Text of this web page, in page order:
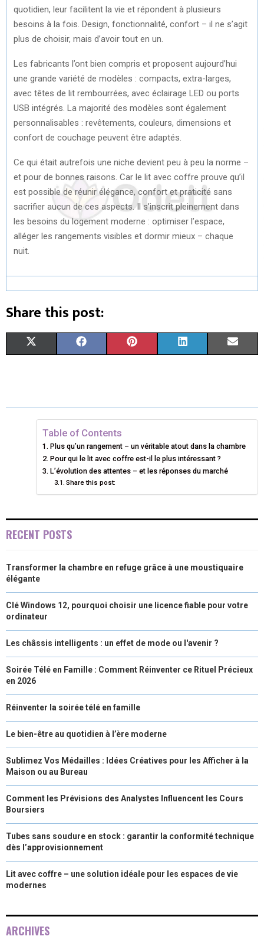
quotidien, leur facilitent la vie et répondent à plusieurs
besoins à la fois. Design, fonctionnalité, confort – il ne s’agit
plus de choisir, mais d’avoir tout en un.
Les fabricants l’ont bien compris et proposent aujourd’hui
une grande variété de modèles : compacts, extra-larges,
avec têtes de lit rembourrées, avec éclairage LED ou ports
USB intégrés. La majorité des modèles sont également
personnalisables : revêtements, couleurs, dimensions et
confort de couchage peuvent être adaptés.
Ce qui était autrefois une niche devient peu à peu la norme –
et pour de bonnes raisons. Car le lit avec coffre prouve qu’il
est possible de réunir élégance, confort et praticité sans
sacrifier aucun de ces aspects. Il s’inscrit pleinement dans
les besoins du logement moderne : optimiser l’espace,
alléger les rangements visibles et dormir mieux – chaque
nuit.
Share this post:
R
E
O
N
W
I
T
T
E
R
O
N
E
O
O
K
R
O
N
T
R
E
S
R
O
N
K
D
I
N
R
O
I
Table of Contents
Plus qu’un rangement – un véritable atout dans la chambre
Pour qui le lit avec coffre est-il le plus intéressant ?
L’évolution des attentes – et les réponses du marché
Share this post:
RECENT POSTS
Transformer la chambre en refuge grâce à une moustiquaire
élégante
Clé Windows 12, pourquoi choisir une licence fiable pour votre
ordinateur
Les châssis intelligents : un effet de mode ou l'avenir ?
Soirée Télé en Famille : Comment Réinventer ce Rituel Précieux
en 2026
Réinventer la soirée télé en famille
Le bien-être au quotidien à l’ère moderne
Sublimez Vos Médailles : Idées Créatives pour les Afficher à la
Maison ou au Bureau
Comment les Prévisions des Analystes Influencent les Cours
Boursiers
Tubes sans soudure en stock : garantir la conformité technique
dès l’approvisionnement
Lit avec coffre – une solution idéale pour les espaces de vie
modernes
ARCHIVES